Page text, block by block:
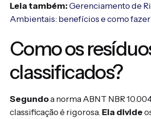
Leia também:Gerenciamento de
Ambientais: benefícios e como fazer
Como os
classificados?
Segundoa norma ABNT NBR
classificação é rigorosa. Ela divide